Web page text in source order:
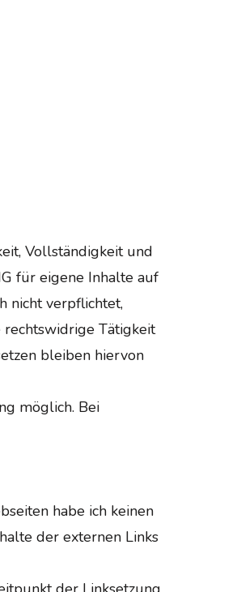
Vollständigkeit und
für eigene Inhalte auf
nicht verpflichtet,
Tätigkeit
bleiben hiervon
möglich. Bei
habe ich keinen
der externen Links